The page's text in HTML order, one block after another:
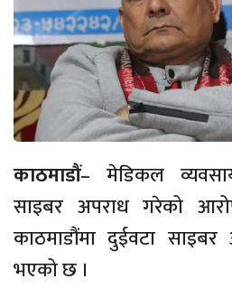
काठमाडौं– मेडिकल
साइबर अपराध गरेको
काठमाडौंमा दुईवटा साइबर
भएको छ ।